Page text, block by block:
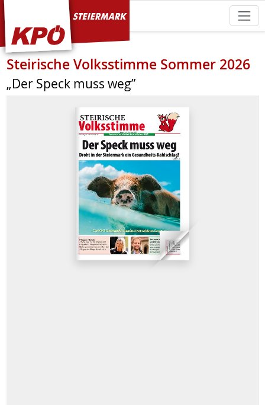
KPÖ Steiermark
Steirische Volksstimme Sommer 2026
„Der Speck muss weg”